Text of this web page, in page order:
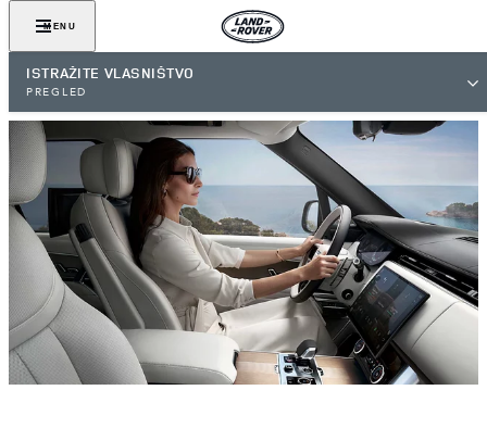
MENU
ISTRAŽITE VLASNIŠTVO
PREGLED